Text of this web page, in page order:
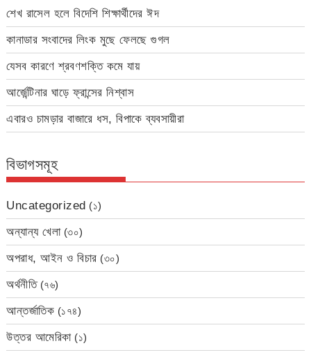
শেখ রাসেল হলে বিদেশি শিক্ষার্থীদের ঈদ
কানাডার সংবাদের লিংক মুছে ফেলছে গুগল
যেসব কারণে শ্রবণশক্তি কমে যায়
আর্জেন্টিনার ঘাড়ে ফ্রান্সের নিশ্বাস
এবারও চামড়ার বাজারে ধস, বিপাকে ব্যবসায়ীরা
বিভাগসমূহ
Uncategorized (১)
অন্যান্য খেলা(৩০)
অপরাধ, আইন ও বিচার (৩০)
অর্থনীতি(৭৬)
আন্তর্জাতিক (১৭৪)
উত্তর আমেরিকা(১)